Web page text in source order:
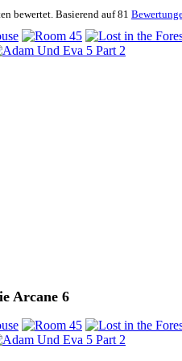
bewertet. Basierend auf81
Arcane 6